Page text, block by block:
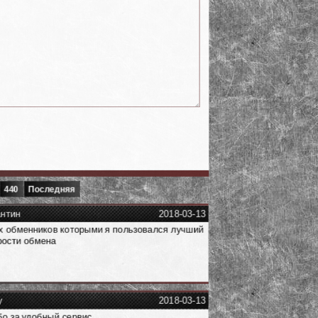
440 Последняя
2018-03-13
обменников которыми я пользовался лучший
обмена
2018-03-13